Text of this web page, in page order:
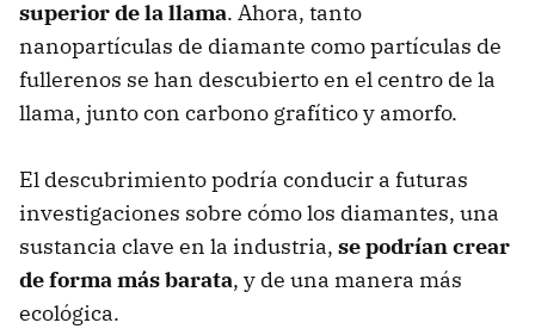
superior de la llama. Ahora, tanto
nanopartículas de diamante como partículas de
fullerenos se han descubierto en el centro de la
llama, junto con carbono grafítico y amorfo.
El descubrimiento podría conducir a futuras
investigaciones sobre cómo los diamantes, una
sustancia clave en la industria, se podrían crear
de forma más barata, y de una manera más
ecológica.